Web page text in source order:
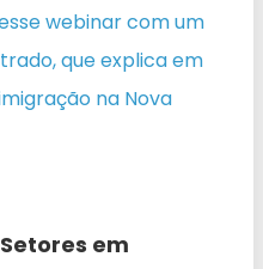
webinar com um
que explica em
na Nova
em